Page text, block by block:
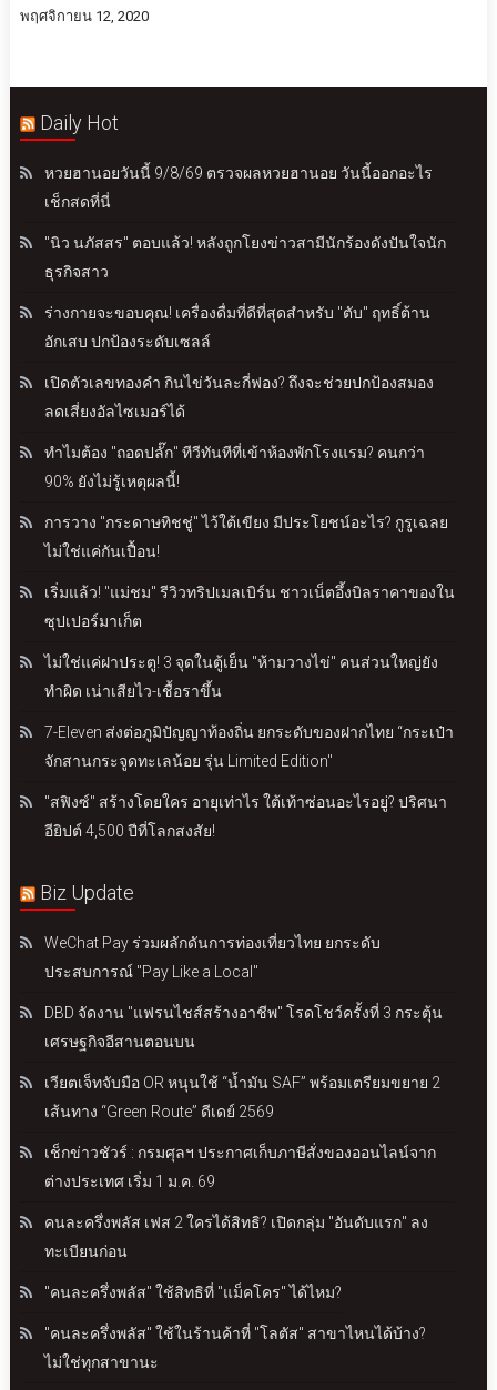
พฤศจิกายน 12, 2020
Daily Hot
หวยฮานอยวันนี้ 9/8/69 ตรวจผลหวยฮานอย วันนี้ออกอะไร
เช็กสดที่นี่
"นิว นภัสสร" ตอบแล้ว! หลังถูกโยงข่าวสามีนักร้องดังปันใจนัก
ธุรกิจสาว
ร่างกายจะขอบคุณ! เครื่องดื่มที่ดีที่สุดสำหรับ "ตับ" ฤทธิ์ต้าน
อักเสบ ปกป้องระดับเซลล์
เปิดตัวเลขทองคำ กินไข่วันละกี่ฟอง? ถึงจะช่วยปกป้องสมอง
ลดเสี่ยงอัลไซเมอร์ได้
ทำไมต้อง "ถอดปลั๊ก" ทีวีทันทีที่เข้าห้องพักโรงแรม? คนกว่า
90% ยังไม่รู้เหตุผลนี้!
การวาง "กระดาษทิชชู่" ไว้ใต้เขียง มีประโยชน์อะไร? กูรูเฉลย
ไม่ใช่แค่กันเปื้อน!
เริ่มแล้ว! "แม่ชม" รีวิวทริปเมลเบิร์น ชาวเน็ตอึ้งบิลราคาของใน
ซุปเปอร์มาเก็ต
ไม่ใช่แค่ฝาประตู! 3 จุดในตู้เย็น "ห้ามวางไข่" คนส่วนใหญ่ยัง
ทำผิด เน่าเสียไว-เชื้อราขึ้น
7-Eleven ส่งต่อภูมิปัญญาท้องถิ่น ยกระดับของฝากไทย “กระเป๋า
จักสานกระจูดทะเลน้อย รุ่น Limited Edition"
"สฟิงซ์" สร้างโดยใคร อายุเท่าไร ใต้เท้าซ่อนอะไรอยู่? ปริศนา
อียิปต์ 4,500 ปีที่โลกสงสัย!
Biz Update
WeChat Pay ร่วมผลักดันการท่องเที่ยวไทย ยกระดับ
ประสบการณ์ "Pay Like a Local"
DBD จัดงาน "แฟรนไชส์สร้างอาชีพ" โรดโชว์ครั้งที่ 3 กระตุ้น
เศรษฐกิจอีสานตอนบน
เวียตเจ็ทจับมือ OR หนุนใช้ “น้ำมัน SAF” พร้อมเตรียมขยาย 2
เส้นทาง “Green Route” ดีเดย์ 2569
เช็กข่าวชัวร์ : กรมศุลฯ ประกาศเก็บภาษีสั่งของออนไลน์จาก
ต่างประเทศ เริ่ม 1 ม.ค. 69
คนละครึ่งพลัส เฟส 2 ใครได้สิทธิ? เปิดกลุ่ม "อันดับแรก" ลง
ทะเบียนก่อน
"คนละครึ่งพลัส" ใช้สิทธิที่ "แม็คโคร" ได้ไหม?
"คนละครึ่งพลัส" ใช้ในร้านค้าที่ "โลตัส" สาขาไหนได้บ้าง?
ไม่ใช่ทุกสาขานะ